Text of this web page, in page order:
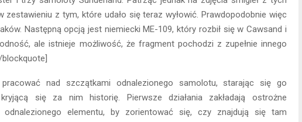
zestawieniu z tym, które udało się teraz wyłowić. Prawdopodobnie więc
Następną opcją jest niemiecki ME-109, który rozbił się w Cawsand i
ale istnieje możliwość, że fragment pochodzi z zupełnie innego
pracować nad szczątkami odnalezionego samolotu, starając się go
się za nim historię. Pierwsze działania zakładają ostrożne
odnalezionego elementu, by zorientować się, czy znajdują się tam